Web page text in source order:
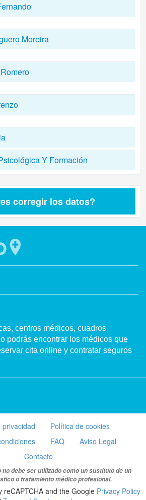
Moreira
Y Formación
corregir los datos?
centros médicos, cuadros
podrás encontrar los médicos que
cita online y contratar seguros
privacidad
Política de cookies
FAQ
Aviso Legal
Contacto
debe ser utilizado como un sustituto de un
o tratamiento médico profesional.
and the Google Privacy Policy